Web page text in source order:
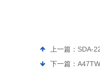
上一篇： SDA-
下一篇：